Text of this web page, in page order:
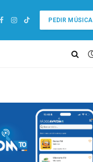
Facebook
Instagram
TikTok
PEDIR MÚSICA